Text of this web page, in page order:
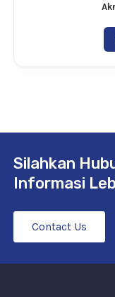
Silahkan
Informasi
Contact Us